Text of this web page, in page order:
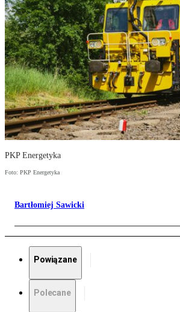
PKP Energetyka
Foto: PKP Energetyka
Bartłomiej Sawicki
Powiązane
Polecane